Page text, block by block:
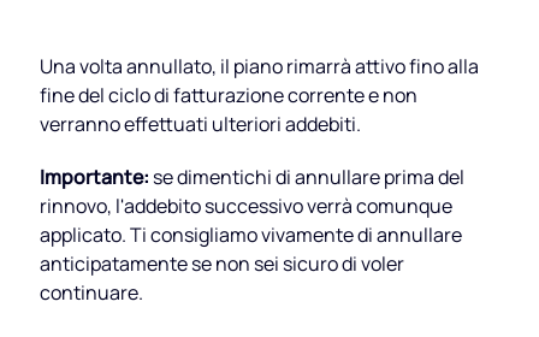
Una volta annullato, il piano rimarrà attivo fino alla
fine del ciclo di fatturazione corrente e non
verranno effettuati ulteriori addebiti.
Importante: se dimentichi di annullare prima del
rinnovo, l'addebito successivo verrà comunque
applicato. Ti consigliamo vivamente di annullare
anticipatamente se non sei sicuro di voler
continuare.